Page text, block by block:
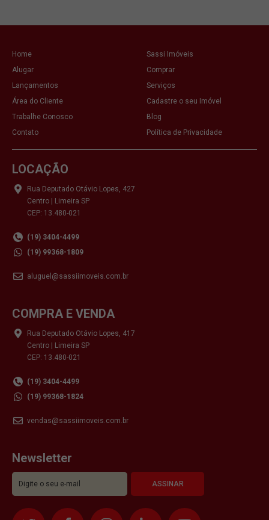
Home
Sassi Imóveis
Alugar
Comprar
Lançamentos
Serviços
Área do Cliente
Cadastre o seu Imóvel
Trabalhe Conosco
Blog
Contato
Política de Privacidade
LOCAÇÃO
Rua Deputado Otávio Lopes, 427
Centro | Limeira SP
CEP: 13.480-021
(19) 3404-4499
(19) 99368-1809
aluguel@sassiimoveis.com.br
COMPRA E VENDA
Rua Deputado Otávio Lopes, 417
Centro | Limeira SP
CEP: 13.480-021
(19) 3404-4499
(19) 99368-1824
vendas@sassiimoveis.com.br
Newsletter